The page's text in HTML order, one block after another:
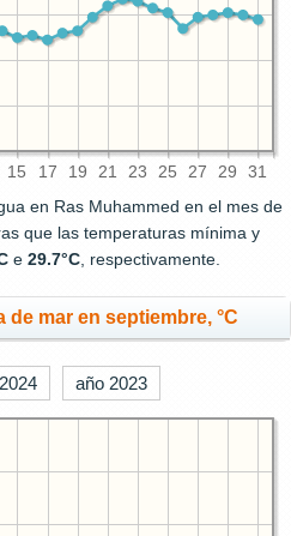
15 17 19 21 23 25 27 29 31
en Ras Muhammed en el mes de
que las temperaturas mínima y
e 29.7°C, respectivamente.
de mar en septiembre, °C
año 2023